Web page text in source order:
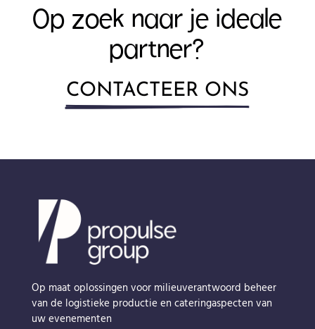
Op zoek naar je ideale
partner?
CONTACTEER ONS
Op maat oplossingen voor milieuverantwoord beheer
van de logistieke productie en cateringaspecten van
uw evenementen